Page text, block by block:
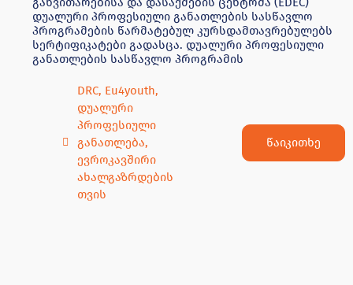
დუალური პროფესიული განათლების სასწავლო
პროგრამების წარმატებულ კურსდამთავრებულებს
სერტიფიკატები გადასცა. დუალური პროფესიული
განათლების სასწავლო პროგრამის
DRC, Eu4youth,
დუალური
პროფესიული
განათლება,
ევროკავშირი
ახალგაზრდების
თვის
წაიკითხე